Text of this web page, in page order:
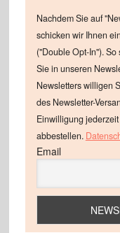
Nachdem Sie auf
schicken wir Ihnen
("Double Opt-In").
Sie in unseren
Newsletters willigen
des Newsletter-
Einwilligung
abbestellen.
Email